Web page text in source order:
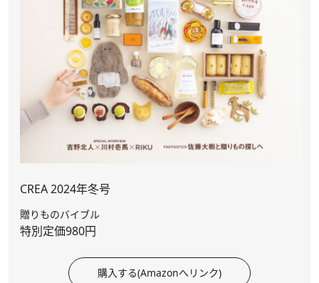
CREA 2024年冬号
贈りものバイブル
特別定価980円
購入する(Amazonへリンク)